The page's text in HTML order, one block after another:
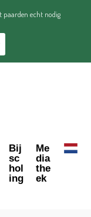
paarden echt nodig
Bij
sc
hol
ing
Me
dia
the
ek